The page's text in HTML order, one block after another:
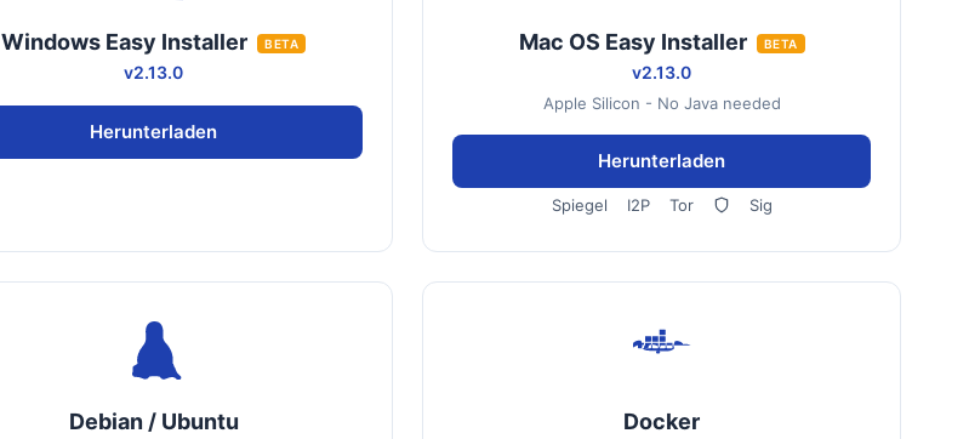
Windows Easy Installer BETA
v2.13.0
Herunterladen
Mac OS Easy Installer BETA
v2.13.0
Apple Silicon - No Java needed
Herunterladen
Spiegel I2P Tor Sig
Debian / Ubuntu Docker